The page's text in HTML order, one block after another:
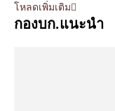
โหลดเพิ่มเติม
กองบก.แนะนำ